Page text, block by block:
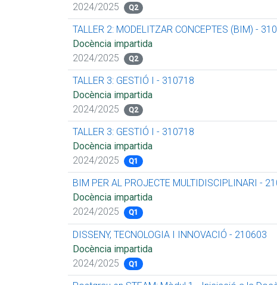
2024/2025
Q2
TALLER 2: MODELITZAR CONCEPTES (BIM) -
Docència impartida
2024/2025
Q2
TALLER 3: GESTIÓ I - 310718
Docència impartida
2024/2025
Q2
TALLER 3: GESTIÓ I - 310718
Docència impartida
2024/2025
Q1
BIM PER AL PROJECTE MULTIDISCIPLINARI -
Docència impartida
2024/2025
Q1
DISSENY, TECNOLOGIA I INNOVACIÓ - 210603
Docència impartida
2024/2025
Q1